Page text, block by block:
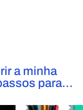
a minha
para